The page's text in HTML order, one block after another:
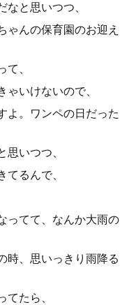
と思いつつ、
ゃんの保育園のお迎え
、
いけないので、
よ。ワンペの日だった
いつつ、
るんで、
ってて、なんか大雨の
時、思いっきり雨降る
たら、